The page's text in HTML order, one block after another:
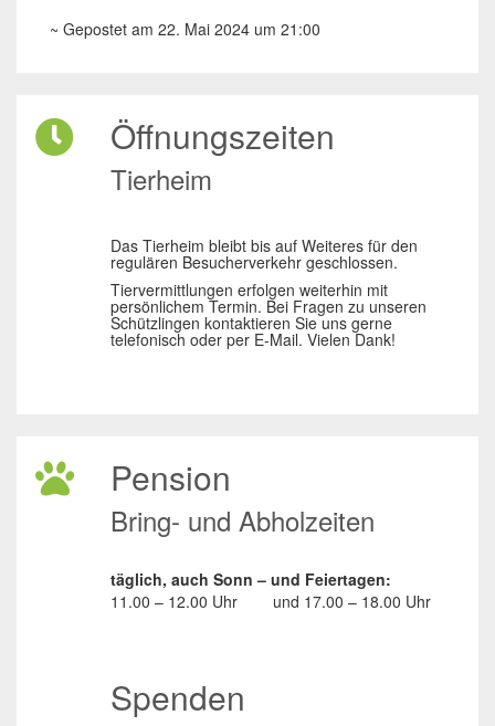
~ Gepostet am 22. Mai 2024 um 21:00
Öffnungszeiten
Tierheim
Das Tierheim bleibt bis auf Weiteres für den
regulären Besucherverkehr geschlossen.
Tiervermittlungen erfolgen weiterhin mit
persönlichem Termin. Bei Fragen zu unseren
Schützlingen kontaktieren Sie uns gerne
telefonisch oder per E-Mail. Vielen Dank!
Pension
Bring- und Abholzeiten
täglich, auch Sonn – und Feiertagen:
11.00 – 12.00 Uhr
und 17.00 – 18.00 Uhr
Spenden